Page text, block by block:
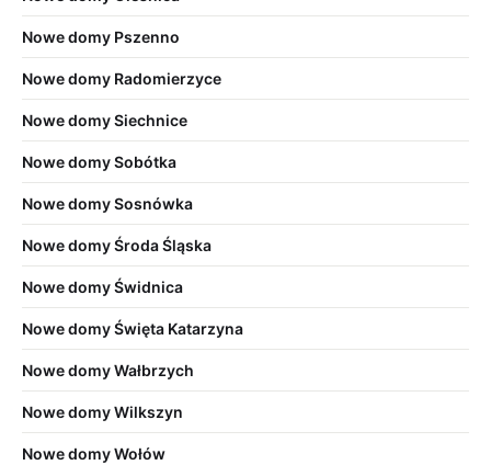
Nowe domy Pszenno
Nowe domy Radomierzyce
Nowe domy Siechnice
Nowe domy Sobótka
Nowe domy Sosnówka
Nowe domy Środa Śląska
Nowe domy Świdnica
Nowe domy Święta Katarzyna
Nowe domy Wałbrzych
Nowe domy Wilkszyn
Nowe domy Wołów